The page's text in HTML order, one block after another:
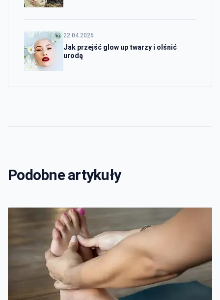
22.04.2026
Jak przejść glow up twarzy i olśnić
urodą
Podobne artykuły